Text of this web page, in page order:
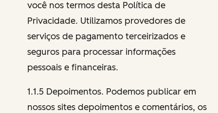
você nos termos desta Política de
Privacidade. Utilizamos provedores de
serviços de pagamento terceirizados e
seguros para processar informações
pessoais e financeiras.
1.1.5 Depoimentos. Podemos publicar em
nossos sites depoimentos e comentários, os